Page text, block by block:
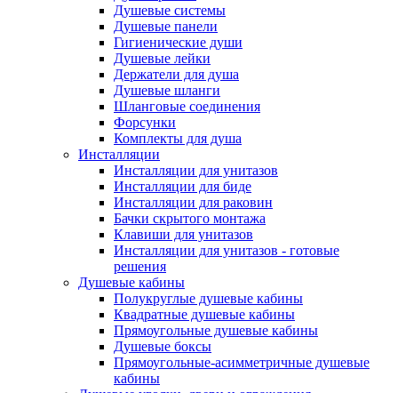
Душевые системы
Душевые панели
Гигиенические души
Душевые лейки
Держатели для душа
Душевые шланги
Шланговые соединения
Форсунки
Комплекты для душа
Инсталляции
Инсталляции для унитазов
Инсталляции для биде
Инсталляции для раковин
Бачки скрытого монтажа
Клавиши для унитазов
Инсталляции для унитазов - готовые
решения
Душевые кабины
Полукруглые душевые кабины
Квадратные душевые кабины
Прямоугольные душевые кабины
Душевые боксы
Прямоугольные-асимметричные душевые
кабины